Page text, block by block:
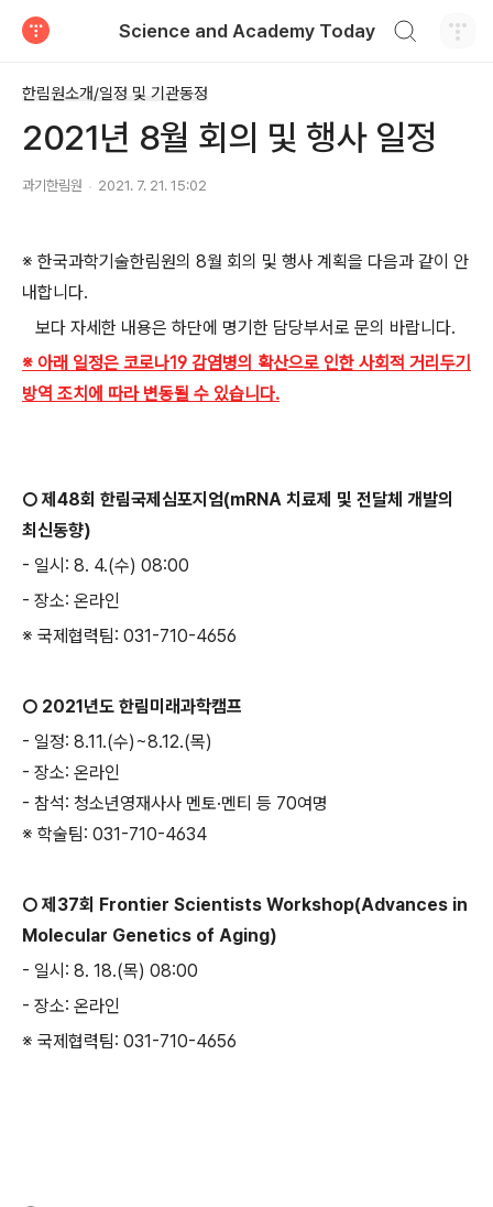
Science and Academy Today
한림원소개/일정 및 기관동정
2021년 8월 회의 및 행사 일정
과기한림원 2021. 7. 21. 15:02
※ 한국과학기술한림원의 8월 회의 및 행사 계획을 다음과 같이 안
내합니다.
보다 자세한 내용은 하단에 명기한 담당부서로 문의 바랍니다.
※ 아래 일정은 코로나19 감염병의 확산으로 인한 사회적 거리두기
방역 조치에 따라 변동될 수 있습니다.
○제 48회 한림국제심포지엄(mRNA 치료제 및 전달체 개발의
최신동향)
- 일시 : 8. 4.(수) 08:00
- 장소: 온라인
※ 국제협력팀: 031-710-4656
○ 2021년도 한림미래과학캠프
- 일정: 8.11.(수)~8.12.(목)
- 장소: 온라인
- 참석: 청소년영재사사 멘토·멘티 등 70여명
※ 학술팀: 031-710-4634
○제 37회 Frontier Scientists Workshop(Advances in
Molecular Genetics of Aging)
- 일시 : 8. 18.(목) 08:00
- 장소: 온라인
※ 국제협력팀: 031-710-4656